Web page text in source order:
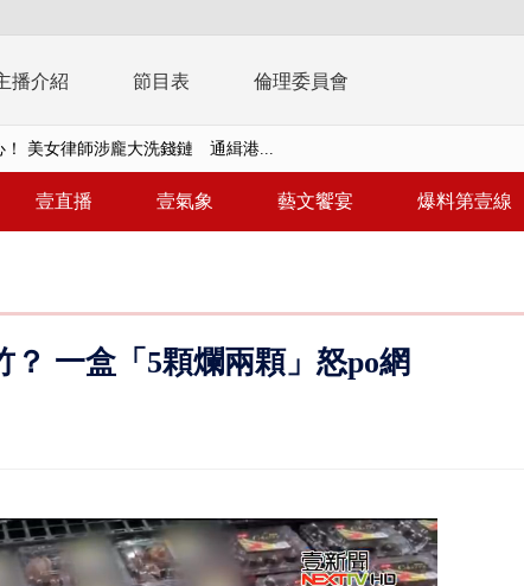
播介紹 節目表 倫理委員會
！ 美女律師涉龐大洗錢鏈 通緝港...
迷你拒馬「只有始源可以停」 他真...
釀禍 砂石車為閃避悚撞4車釀3傷
近...北市「颱風整備假」？ 蔣萬安...
壹直播 壹氣象 藝文饗宴 爆料第壹線
？ 一盒「5顆爛兩顆」怒po網